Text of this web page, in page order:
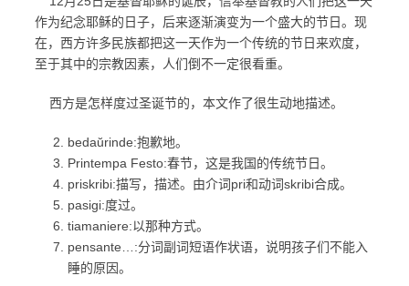
作为纪念耶稣的日子，后来逐渐演变为一个盛大的节日。现
在，西方许多民族都把这一天作为一个传统的节日来欢度，
至于其中的宗教因素，人们倒不一定很看重。
西方是怎样度过圣诞节的，本文作了很生动地描述。
bedaŭrinde:抱歉地。
Printempa Festo:春节，这是我国的传统节日。
priskribi:描写，描述。由介词pri和动词skribi合成。
pasigi:度过。
tiamaniere:以那种方式。
pensante…:分词副词短语作状语，说明孩子们不能入
睡的原因。